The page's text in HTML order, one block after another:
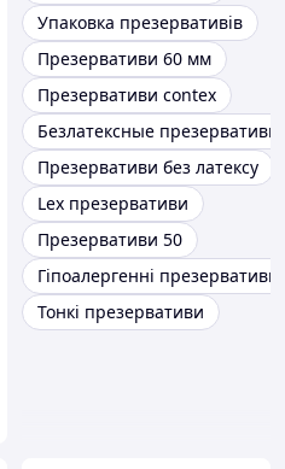
Упаковка презервативів
Презервативи 60 мм
Презервативи contex
Безлатексные презервативи
Презервативи без латексу
Lex презервативи
Презервативи 50
Гіпоалергенні презервативи
Тонкі презервативи